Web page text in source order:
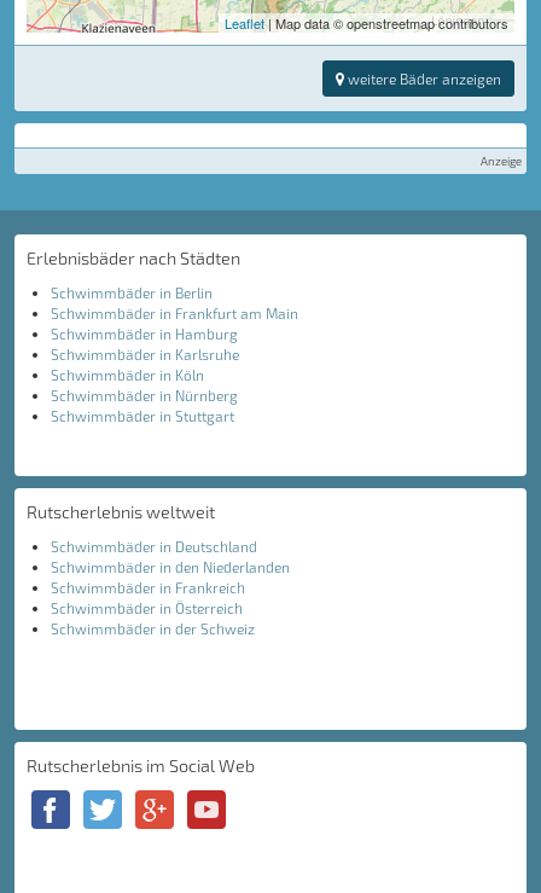
Leaflet| Map data © openstreetmap contributors
weitere Bäder anzeigen
Anzeige
Erlebnisbäder nach Städten
Schwimmbäder in Berlin
Schwimmbäder in Frankfurt am Main
Schwimmbäder in Hamburg
Schwimmbäder in Karlsruhe
Schwimmbäder in Köln
Schwimmbäder in Nürnberg
Schwimmbäder in Stuttgart
Rutscherlebnis weltweit
Schwimmbäder in Deutschland
Schwimmbäder in den Niederlanden
Schwimmbäder in Frankreich
Schwimmbäder in Österreich
Schwimmbäder in der Schweiz
Rutscherlebnis im Social Web